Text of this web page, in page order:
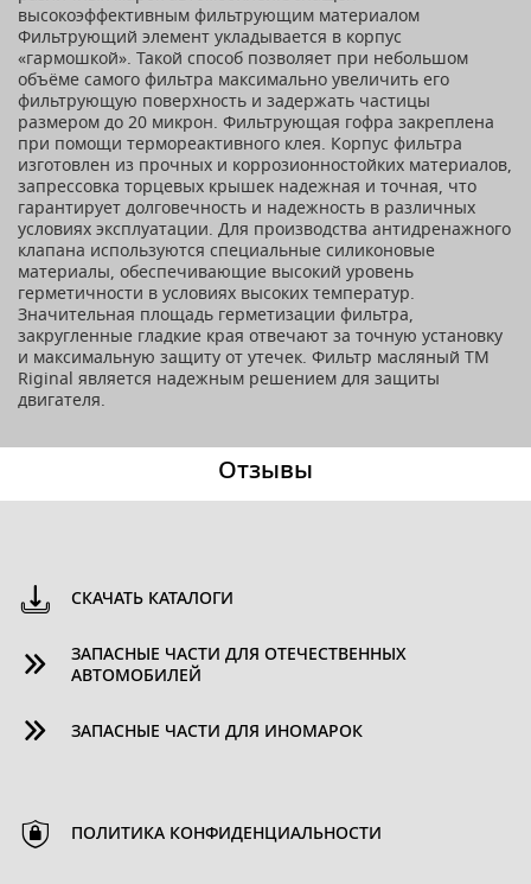
высокоэффективным фильтрующим материалом
Фильтрующий элемент укладывается в корпус
«гармошкой». Такой способ позволяет при небольшом
объёме самого фильтра максимально увеличить его
фильтрующую поверхность и задержать частицы
размером до 20 микрон. Фильтрующая гофра закреплена
при помощи термореактивного клея. Корпус фильтра
изготовлен из прочных и коррозионностойких материалов,
запрессовка торцевых крышек надежная и точная, что
гарантирует долговечность и надежность в различных
условиях эксплуатации. Для производства антидренажного
клапана используются специальные силиконовые
материалы, обеспечивающие высокий уровень
герметичности в условиях высоких температур.
Значительная площадь герметизации фильтра,
закругленные гладкие края отвечают за точную установку
и максимальную защиту от утечек. Фильтр масляный ТМ
Riginal является надежным решением для защиты
двигателя.
Отзывы
СКАЧАТЬ КАТАЛОГИ
ЗАПАСНЫЕ ЧАСТИ ДЛЯ ОТЕЧЕСТВЕННЫХ
АВТОМОБИЛЕЙ
ЗАПАСНЫЕ ЧАСТИ ДЛЯ ИНОМАРОК
ПОЛИТИКА КОНФИДЕНЦИАЛЬНОСТИ